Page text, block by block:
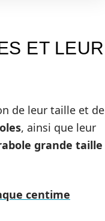
ET LEUR
de leur taille et de
, ainsi que leur
grande taille
centime